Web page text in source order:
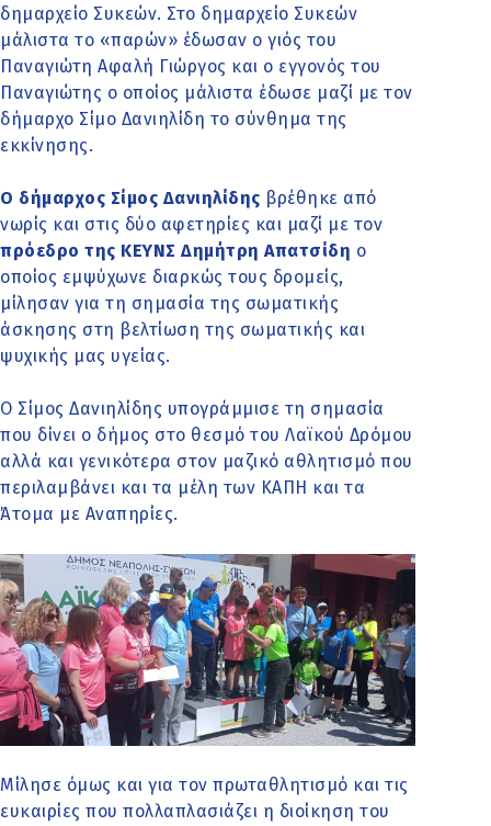
δημαρχείο Συκεών. Στο δημαρχείο Συκεών
μάλιστα το «παρών» έδωσαν ο γιός του
Παναγιώτη Αφαλή Γιώργος και ο εγγονός του
Παναγιώτης ο οποίος μάλιστα έδωσε μαζί με τον
δήμαρχο Σίμο Δανιηλίδη το σύνθημα της
εκκίνησης.
Ο δήμαρχος Σίμος Δανιηλίδης βρέθηκε από
νωρίς και στις δύο αφετηρίες και μαζί με τον
πρόεδρο της ΚΕΥΝΣ Δημήτρη Απατσίδη ο
οποίος εμψύχωνε διαρκώς τους δρομείς,
μίλησαν για τη σημασία της σωματικής
άσκησης στη βελτίωση της σωματικής και
ψυχικής μας υγείας.
Ο Σίμος Δανιηλίδης υπογράμμισε τη σημασία
που δίνει ο δήμος στο θεσμό του Λαϊκού Δρόμου
αλλά και γενικότερα στον μαζικό αθλητισμό που
περιλαμβάνει και τα μέλη των ΚΑΠΗ και τα
Άτομα με Αναπηρίες.
Μίλησε όμως και για τον πρωταθλητισμό και τις
ευκαιρίες που πολλαπλασιάζει η διοίκηση του